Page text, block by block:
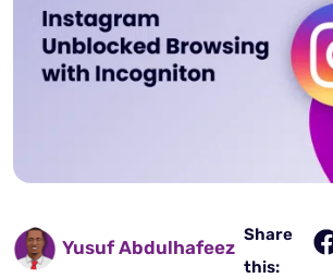
Yusuf Abdulhafeez
Share
this: